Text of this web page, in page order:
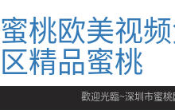
蜜桃欧美视
区精品蜜桃
歡迎光臨~深圳市蜜